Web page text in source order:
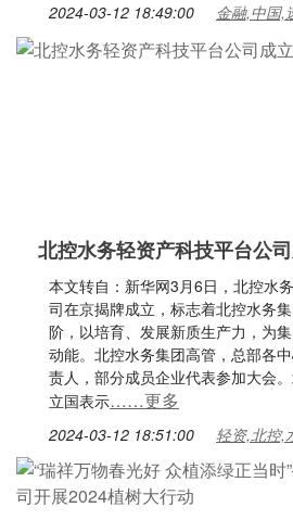
2024-03-12 18:49:00 金融,中国,
北控水务轻资产科技平台公
本文转自：新华网3月6日，北控水
司在京揭牌成立，标志着北控水务
阶，以培育、发展新质生产力，为
动能。北控水务集团高管，总部各
责人，部分成员企业代表参加大会
立国表示……更多
2024-03-12 18:51:00 轻资,北控,